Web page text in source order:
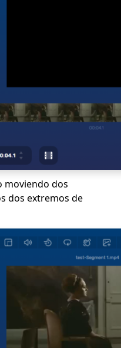
moviendo dos
dos extremos de